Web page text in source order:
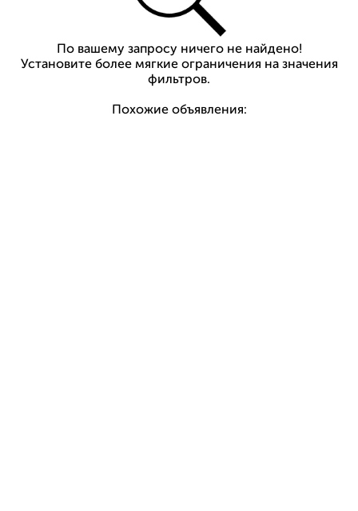
По вашему запросу ничего не найдено!
Установите более мягкие ограничения на значения
фильтров.
Похожие объявления: